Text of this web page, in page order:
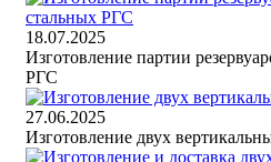
18.07.2025
Изготовление партии
РГС
27.06.2025
Изготовление двух